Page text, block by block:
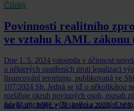
Články
Povinnosti realitního
ve vztahu k AML zákonu
Dne 1. 5. 2024 vstoupila v účinnost
o některých opatřeních proti legalizaci
financování terorismu, publikovaná ve
107/2024 Sb. Jedná se již o několikátou
rozšiřuje okruh povinných osob, rozsah
údajů, upravuje výši sankcí a zaobírá se
Jan Malý, MRE • 28. května 2024, 02:09